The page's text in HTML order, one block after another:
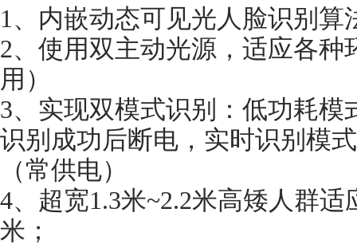
1、内嵌动态可见光人脸识别算
2、使用双主动光源，适应各
用）
3、实现双模式识别：低功耗模
识别成功后断电，实时识别模
（常供电）
4、超宽1.3米~2.2米高矮人群适
米；